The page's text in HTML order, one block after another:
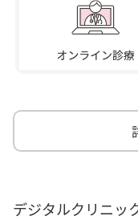
デジタルクリニッ